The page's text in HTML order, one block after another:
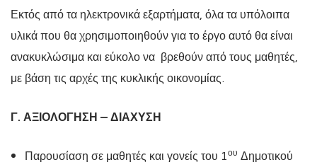
Εκτός από τα ηλεκτρονικά εξαρτήματα, όλα τα υπόλοιπα
υλικά που θα χρησιμοποιηθούν για το έργο αυτό θα είναι
ανακυκλώσιμα και εύκολο να βρεθούν από τους μαθητές,
με βάση τις αρχές της κυκλικής οικονομίας.
Γ. ΑΞΙΟΛΟΓΗΣΗ – ΔΙΑΧΥΣΗ
Παρουσίαση σε μαθητές και γονείς του 1ου Δημοτικού